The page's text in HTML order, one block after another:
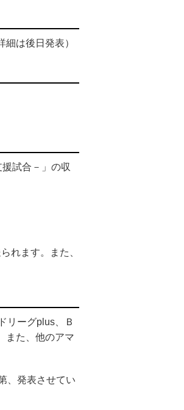
は後日発表）
試合－」の収
れます。また、
リーグplus、Ｂ
また、他のアマ
、発表させてい